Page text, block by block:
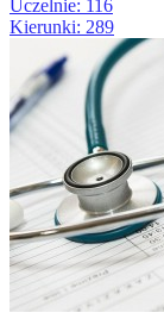
Uczelnie: 116
Kierunki: 289